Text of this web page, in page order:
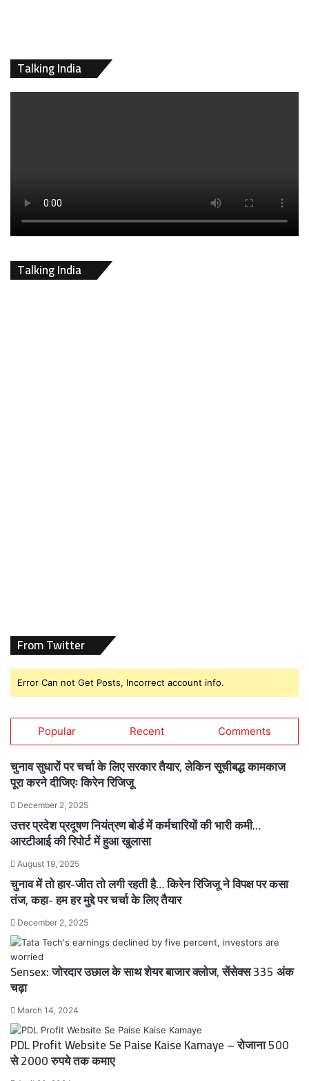
Talking India
Talking India
From Twitter
Error Can not Get Posts, Incorrect account info.
Popular Recent Comments
चुनाव सुधारों पर चर्चा के लिए सरकार तैयार, लेकिन सूचीबद्ध कामकाज
पूरा करने दीजिएः किरेन रिजिजू
December 2, 2025
उत्तर प्रदेश प्रदूषण नियंत्रण बोर्ड में कर्मचारियों की भारी कमी…
आरटीआई की रिपोर्ट में हुआ खुलासा
August 19, 2025
चुनाव में तो हार-जीत तो लगी रहती है… किरेन रिजिजू ने विपक्ष पर कसा
तंज, कहा- हम हर मुद्दे पर चर्चा के लिए तैयार
December 2, 2025
Sensex: जोरदार उछाल के साथ शेयर बाजार क्लोज, सेंसेक्स 335 अंक
चढ़ा
March 14, 2024
PDL Profit Website Se Paise Kaise Kamaye – रोजाना 500
से 2000 रुपये तक कमाए